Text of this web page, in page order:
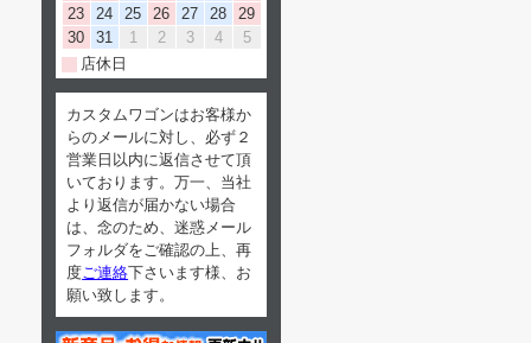
23
24 25 26 27 28
29
30
31 1 2 3 4
5
店休日
カスタムワゴンはお客様か
らのメールに対し、必ず２
営業日以内に返信させて頂
いております。万一、当社
より返信が届かない場合
は、念のため、迷惑メール
フォルダをご確認の上、再
度 ご連絡下さいます様、お
願い致します。